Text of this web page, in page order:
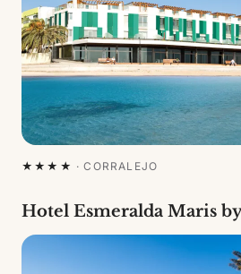
★★★★ ·CORRALEJO
Hotel Esmeralda Maris